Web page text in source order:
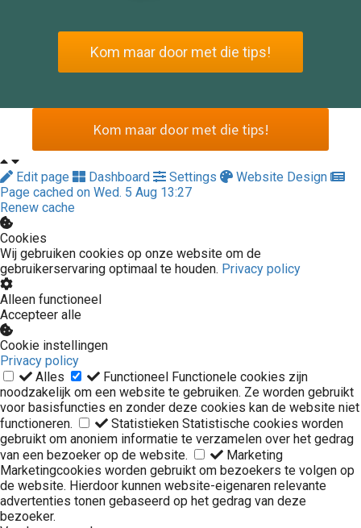
Kom maar door met die tips!
Kom maar door met die tips!
Edit page Dashboard Settings
Website Design
Page cached on Wed. 5 Aug 13:27
Renew cache
Cookies
Wij gebruiken cookies op onze website om de
gebruikerservaring optimaal te houden. Privacy policy
Alleen functioneel
Accepteer alle
Cookie instellingen
Privacy policy
Alles
Functioneel Functionele cookies zijn
noodzakelijk om een website te gebruiken. Ze worden gebruikt
voor basisfuncties en zonder deze cookies kan de website niet
functioneren.
Statistieken Statistische cookies worden
gebruikt om anoniem informatie te verzamelen over het gedrag
van een bezoeker op de website.
Marketing
Marketingcookies worden gebruikt om bezoekers te volgen op
de website. Hierdoor kunnen website-eigenaren relevante
advertenties tonen gebaseerd op het gedrag van deze
bezoeker.